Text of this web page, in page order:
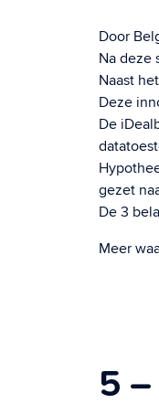
Door
Na deze
Naast
Deze
De
gezet
De 3
Meer
5